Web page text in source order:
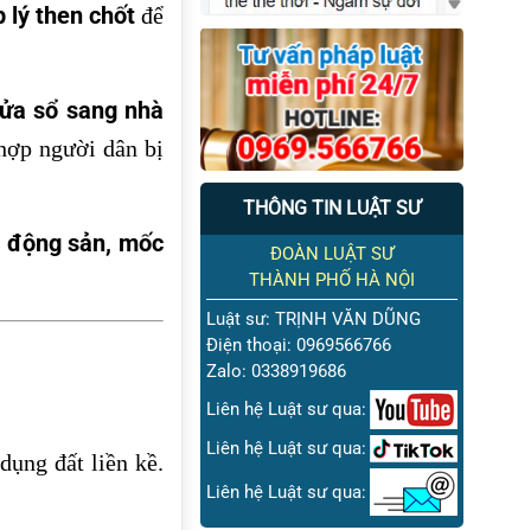
lý then chốtđể
sổ sang nhà
người dân bị
sản, mốc
đất liền kề.
THÔNG TIN LUẬT SƯ
ĐOÀN LUẬT SƯ
THÀNH PHỐ HÀ NỘI
Luật sư: TRỊNH VĂN DŨNG
Điện thoại: 0969566766
Zalo: 0338919686
Liên hệ Luật sư qua:
Liên hệ Luật sư qua:
Liên hệ Luật sư qua: